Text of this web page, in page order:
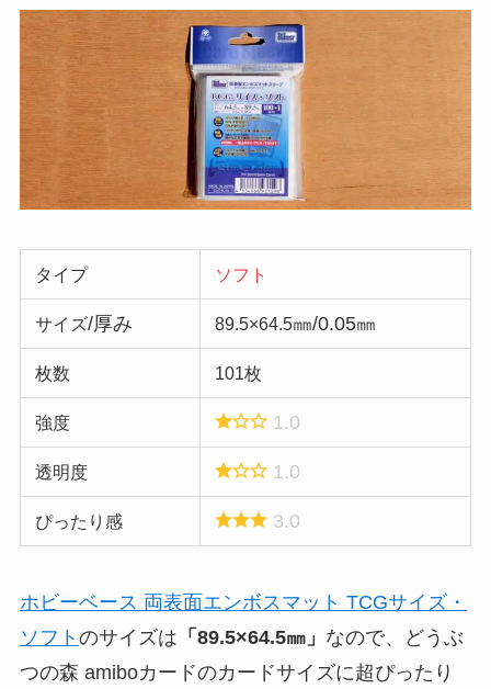
タイプ ソフト
サイズ/厚み 89.5×64.5㎜/0.05㎜
枚数 101枚
強度 1.0
透明度 1.0
ぴったり感 3.0
ホビーベース 両表面エンボスマット TCGサイズ・
ソフト のサイズは 「89.5×64.5㎜」 なので、どうぶ
つの森 amiboカードのカードサイズに超ぴったり